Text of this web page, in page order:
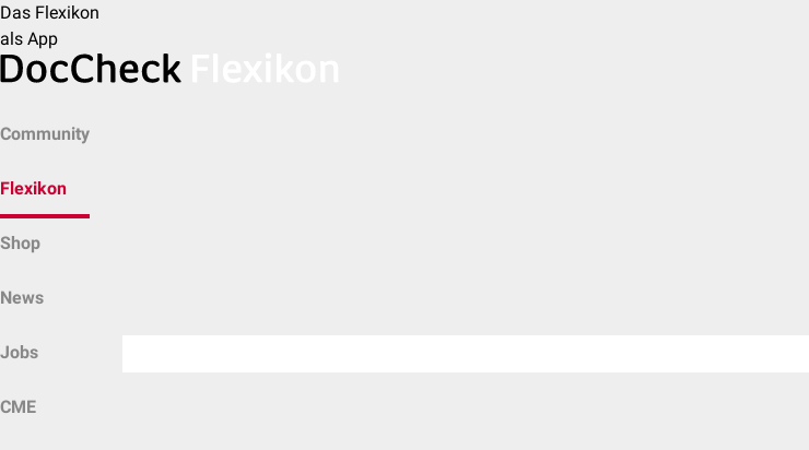
Das Flexikon
als App
Community
Flexikon
Shop
News
Jobs
CME